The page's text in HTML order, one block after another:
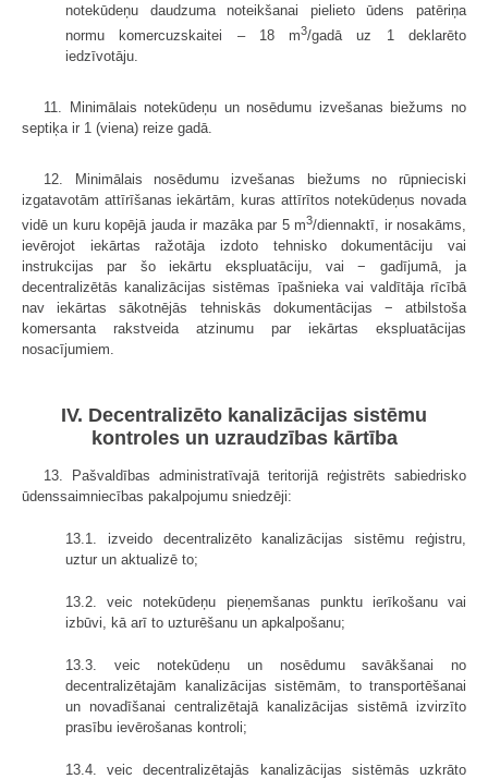
notekūdeņu daudzuma noteikšanai pielieto ūdens patēriņa
normu komercuzskaitei – 18 m3/gadā uz 1 deklarēto
iedzīvotāju.
11. Minimālais notekūdeņu un nosēdumu izvešanas biežums no
septiķa ir 1 (viena) reize gadā.
12. Minimālais nosēdumu izvešanas biežums no rūpnieciski
izgatavotām attīrīšanas iekārtām, kuras attīrītos notekūdeņus novada
vidē un kuru kopējā jauda ir mazāka par 5 m3/diennaktī, ir nosakāms,
ievērojot iekārtas ražotāja izdoto tehnisko dokumentāciju vai
instrukcijas par šo iekārtu ekspluatāciju, vai − gadījumā, ja
decentralizētās kanalizācijas sistēmas īpašnieka vai valdītāja rīcībā
nav iekārtas sākotnējās tehniskās dokumentācijas − atbilstoša
komersanta rakstveida atzinumu par iekārtas ekspluatācijas
nosacījumiem.
IV. Decentralizēto kanalizācijas sistēmu
kontroles un uzraudzības kārtība
13. Pašvaldības administratīvajā teritorijā reģistrēts sabiedrisko
ūdenssaimniecības pakalpojumu sniedzēji:
13.1. izveido decentralizēto kanalizācijas sistēmu reģistru,
uztur un aktualizē to;
13.2. veic notekūdeņu pieņemšanas punktu ierīkošanu vai
izbūvi, kā arī to uzturēšanu un apkalpošanu;
13.3. veic notekūdeņu un nosēdumu savākšanai no
decentralizētajām kanalizācijas sistēmām, to transportēšanai
un novadīšanai centralizētajā kanalizācijas sistēmā izvirzīto
prasību ievērošanas kontroli;
13.4. veic decentralizētajās kanalizācijas sistēmās uzkrāto